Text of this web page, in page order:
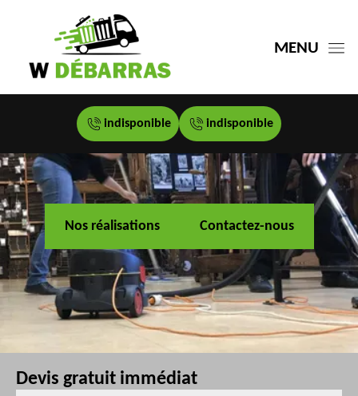
MENU
indisponible indisponible
Nos réalisations Contactez-nous
Devis gratuit immédiat